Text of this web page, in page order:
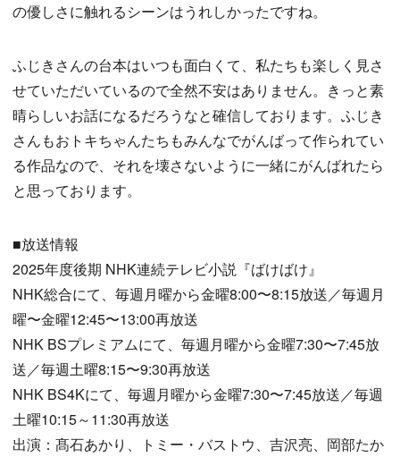
の優しさに触れるシーンはうれしかったですね。
ふじきさんの台本はいつも面白くて、私たちも楽しく見さ
せていただいているので全然不安はありません。きっと素
晴らしいお話になるだろうなと確信しております。ふじき
さんもおトキちゃんたちもみんなでがんばって作られてい
る作品なので、それを壊さないように一緒にがんばれたら
と思っております。
■放送情報
2025年度後期 NHK連続テレビ小説『ばけばけ』
NHK総合にて、毎週月曜から金曜8:00〜8:15放送／毎週月
曜〜金曜12:45〜13:00再放送
NHK BSプレミアムにて、毎週月曜から金曜7:30〜7:45放
送／毎週土曜8:15〜9:30再放送
NHK BS4Kにて、毎週月曜から金曜7:30〜7:45放送／毎週
土曜10:15～11:30再放送
出演：髙石あかり、トミー・バストウ、吉沢亮、岡部たか